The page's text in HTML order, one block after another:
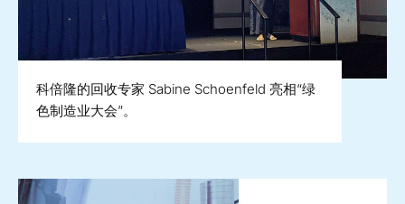
科倍隆的回收专家 Sabine Schoenfeld 亮相“绿
色制造业大会”。